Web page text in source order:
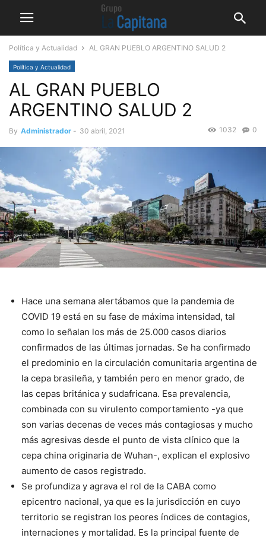
Política y Actualidad AL GRAN PUEBLO ARGENTINO SALUD 2
Política y Actualidad
AL GRAN PUEBLO
ARGENTINO SALUD 2
By Administrador - 30 abril, 2021 0
1032
Hace una semana alertábamos que la pandemia de
COVID 19 está en su fase de máxima intensidad, tal
como lo señalan los más de 25.000 casos diarios
confirmados de las últimas jornadas. Se ha confirmado
el predominio en la circulación comunitaria argentina de
la cepa brasileña, y también pero en menor grado, de
las cepas británica y sudafricana. Esa prevalencia,
combinada con su virulento comportamiento -ya que
son varias decenas de veces más contagiosas y mucho
más agresivas desde el punto de vista clínico que la
cepa china originaria de Wuhan-, explican el explosivo
aumento de casos registrado.
Se profundiza y agrava el rol de la CABA como
epicentro nacional, ya que es la jurisdicción en cuyo
territorio se registran los peores índices de contagios,
internaciones y mortalidad. Es la principal fuente de